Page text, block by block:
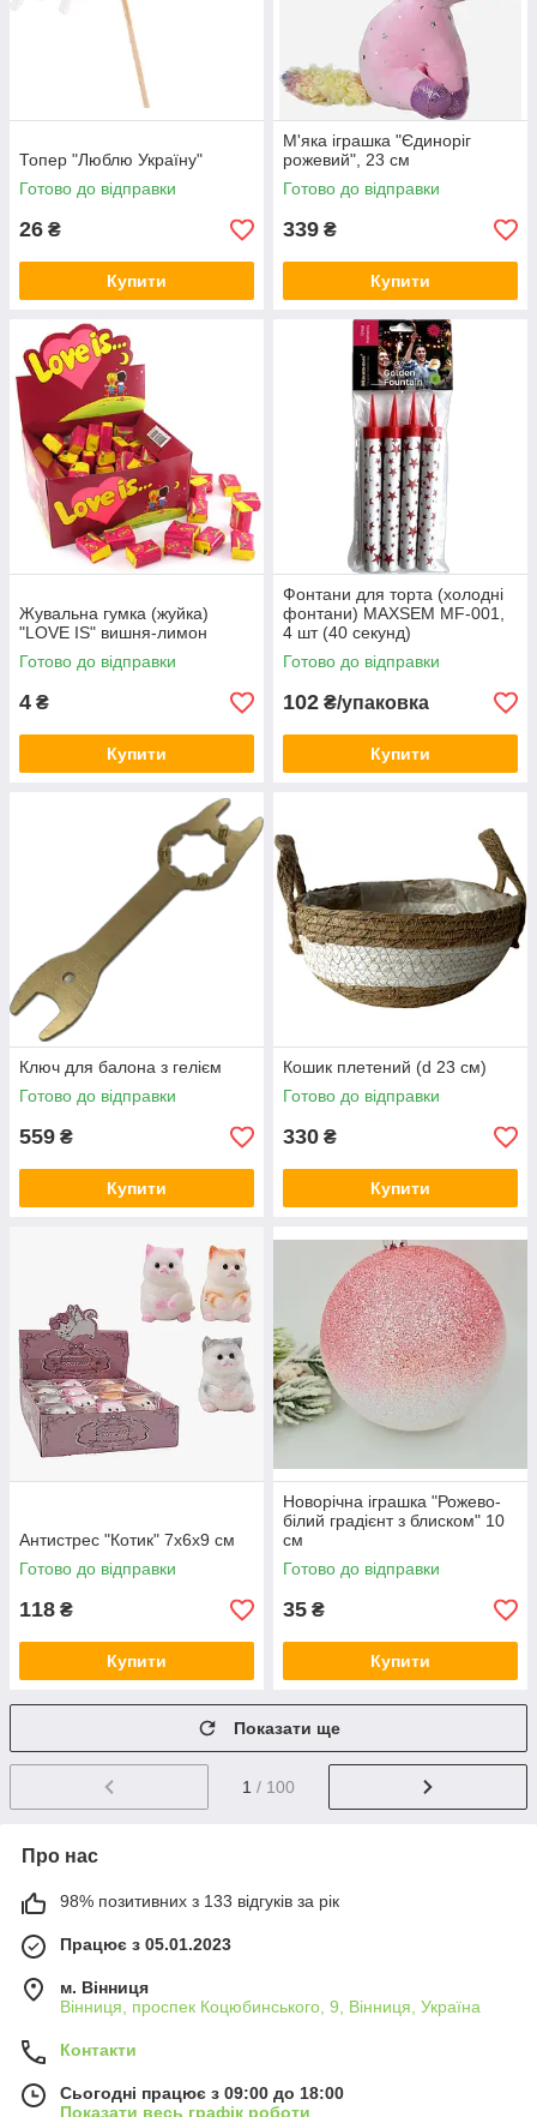
Топер "Люблю Україну"
Готово до відправки
26 ₴
Купити
М'яка іграшка "Єдиноріг
рожевий", 23 см
Готово до відправки
339 ₴
Купити
Жувальна гумка (жуйка)
"LOVE IS" вишня-лимон
Готово до відправки
4 ₴
Купити
Фонтани для торта (холодні
фонтани) MAXSEM MF-001,
4 шт (40 секунд)
Готово до відправки
102 ₴/упаковка
Купити
Ключ для балона з гелієм
Готово до відправки
559 ₴
Купити
Кошик плетений (d 23 см)
Готово до відправки
330 ₴
Купити
Антистрес "Котик" 7х6х9 см
Готово до відправки
118 ₴
Купити
Новорічна іграшка "Рожево-
білий градієнт з блиском" 10
см
Готово до відправки
35 ₴
Купити
Показати ще
1 / 100
Про нас
98% позитивних з 133 відгуків за рік
Працює з 05.01.2023
м. Вінниця
Вінниця, проспек Коцюбинського, 9, Вінниця, Україна
Контакти
Сьогодні працює з 09:00 до 18:00
Показати весь графік роботи